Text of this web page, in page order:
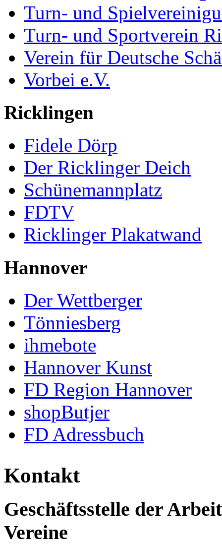
Turn- und
Turn- und Sportverein
Verein für Deutsche
Vorbei e.V.
Ricklingen
Fidele Dörp
Der Ricklinger Deich
Schünemannplatz
FDTV
Ricklinger Plakatwand
Hannover
Der Wettberger
Tönniesberg
ihmebote
Hannover Kunst
FD Region Hannover
shopButjer
FD Adressbuch
Kontakt
Geschäftsstelle der
Vereine